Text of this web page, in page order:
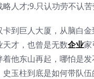
人才;9.只认功劳不认苦
卡到巨人大厦，从脑白金
天才，也曾是无数企业
着他东山再起，哪怕是
史玉柱到底是如何带队伍